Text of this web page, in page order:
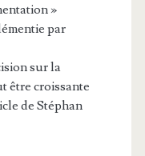
»
par
sur la
être croissante
de Stéphan